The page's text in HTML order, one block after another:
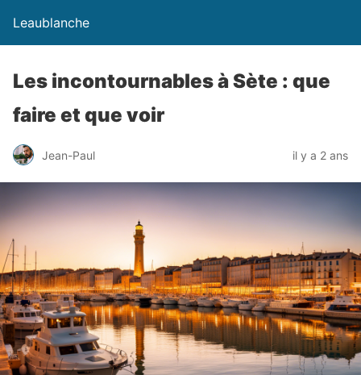
Leaublanche
Les incontournables à Sète : que
faire et que voir
Jean-Paul il y a 2 ans